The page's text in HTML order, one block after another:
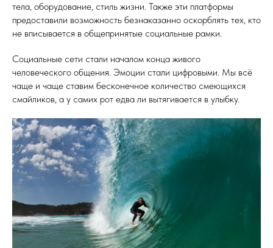
тела, оборудование, стиль жизни. Также эти платформы
предоставили возможность безнаказанно оскорблять тех, кто
не вписывается в общепринятые социальные рамки.
Социальные сети стали началом конца живого
человеческого общения. Эмоции стали цифровыми. Мы всё
чаще и чаще ставим бесконечное количество смеющихся
смайликов, а у самих рот едва ли вытягивается в улыбку.